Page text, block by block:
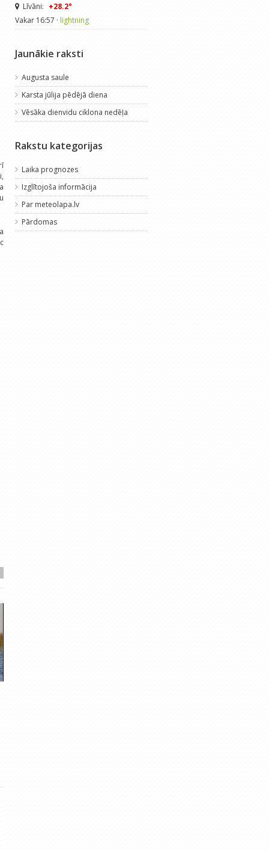
Līvāni: +28.2°
Vakar 16:57 · lightning
Jaunākie raksti
Augusta saule
Karsta jūlija pēdējā diena
Vēsāka dienvidu ciklona nedēļa
Rakstu kategorijas
Laika prognozes
Izglītojoša informācija
Par meteolapa.lv
Pārdomas